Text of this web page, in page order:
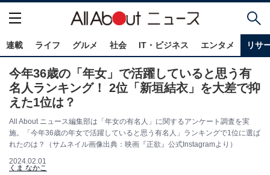
連載 ライフ グルメ 社会 IT・ビジネス エンタメ リサ
今年36歳の「年女」で活躍していると思う有
名人ランキング！ 2位「新垣結衣」を大差で抑
えた1位は？
All About ニュース編集部は「年女の有名人」に関するアンケート調査を実
施。「今年36歳の年女で活躍していると思う有名人」ランキングで1位に選ば
れたのは？（サムネイル画像出典：映画『正欲』公式Instagramより）
2024.02.01
くま なかこ